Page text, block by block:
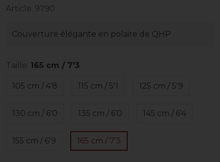
Article: 9790
Couverture élégante en polaire de QHP
Taille: 165 cm / 7'3
105 cm / 4'8 115 cm / 5'1 125 cm / 5'9
130 cm / 6'0 135 cm / 6'0 145 cm / 6'4
155 cm / 6'9 165 cm / 7'3